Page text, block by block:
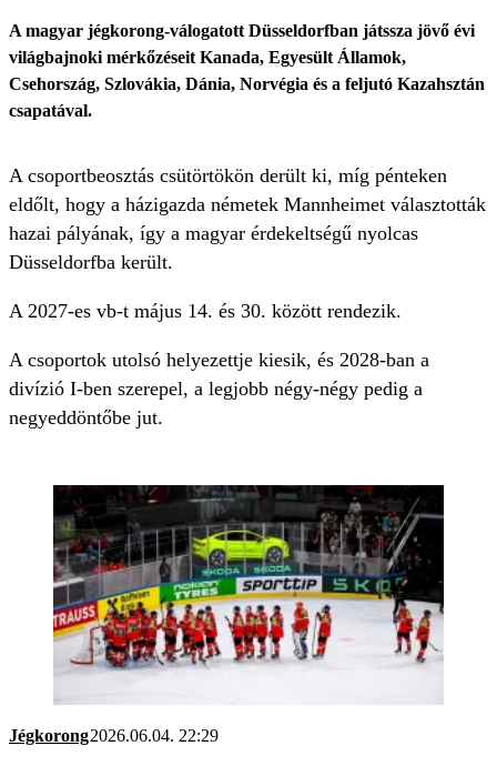
A magyar jégkorong-válogatott Düsseldorfban játssza jövő évi
világbajnoki mérkőzéseit Kanada, Egyesült Államok,
Csehország, Szlovákia, Dánia, Norvégia és a feljutó Kazahsztán
csapatával.
A csoportbeosztás csütörtökön derült ki, míg pénteken
eldőlt, hogy a házigazda németek Mannheimet választották
hazai pályának, így a magyar érdekeltségű nyolcas
Düsseldorfba került.
A 2027-es vb-t május 14. és 30. között rendezik.
A csoportok utolsó helyezettje kiesik, és 2028-ban a
divízió I-ben szerepel, a legjobb négy-négy pedig a
negyeddöntőbe jut.
Jégkorong2026.06.04. 22:29